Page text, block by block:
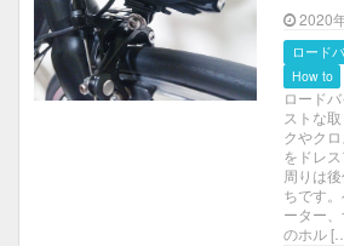
2020
ロード
How to
ロード
ストな
クやク
をドレ
周りは
ちです
ーター
のホル